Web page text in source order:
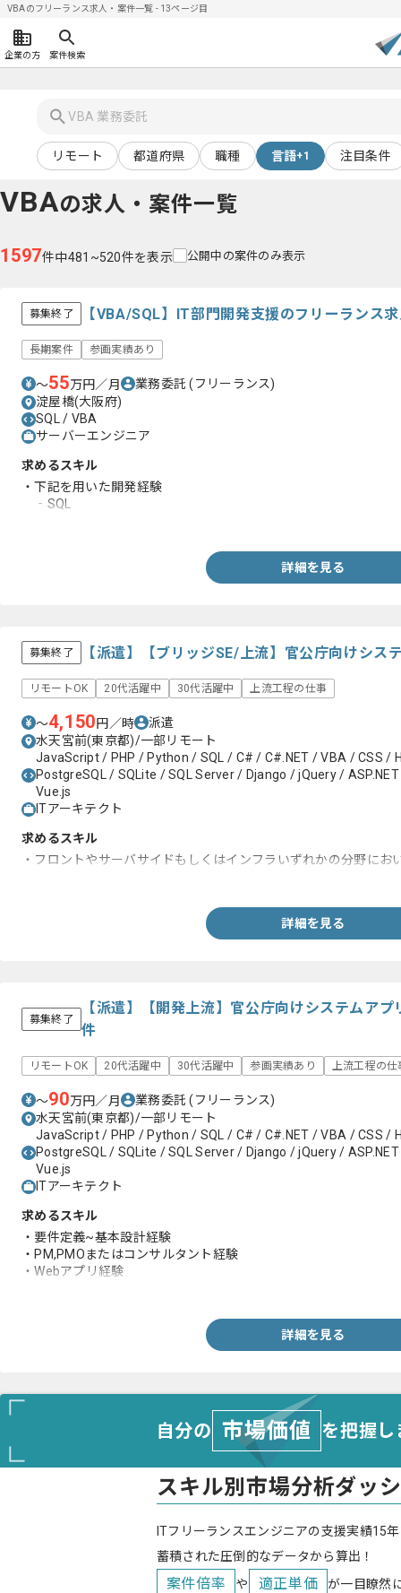
VBAのフリーランス求人・案件一覧 - 13ページ目
企業の方 案件検索
リモート 都道府県 職種 言語+1 注目条件
VBAの求人・案件一覧
1597件中481~520件を表示 公開中の案件のみ表示
募集終了 【VBA/SQL】IT部門開発支援のフリーランス
長期案件 参画実績あり
〜55万円／月 業務委託(フリーランス)
淀屋橋(大阪府)
SQL / VBA
サーバーエンジニア
求めるスキル
・下記を用いた開発経験
‐SQL
詳細を見る
募集終了 【派遣】【ブリッジSE/上流】官公庁向けシス
リモートOK 20代活躍中 30代活躍中 上流工程の仕事
〜4,150円／時
派遣
水天宮前(東京都)/一部リモート
JavaScript / PHP / Python / SQL / C# / C#.NET / VBA / CSS /
PostgreSQL / SQLite / SQL Server / Django / jQuery /
Vue.js
ITアーキテクト
求めるスキル
・フロントやサーバサイドもしくはインフラいずれかの分野にお
詳細を見る
募集終了
【派遣】【開発上流】官公庁向けシステムア
件
リモートOK 20代活躍中 30代活躍中 参画実績あり 上流工程の仕
〜90万円／月 業務委託(フリーランス)
水天宮前(東京都)/一部リモート
JavaScript / PHP / Python / SQL / C# / C#.NET / VBA / CSS /
PostgreSQL / SQLite / SQL Server / Django / jQuery /
Vue.js
ITアーキテクト
求めるスキル
・要件定義~基本設計経験
・PM,PMOまたはコンサルタント経験
・Webアプリ経験
詳細を見る
自分の 市場価値 を把握
スキル別市場分析ダッ
ITフリーランスエンジニアの支援実績15
蓄積された圧倒的なデータから算出！
案件倍率 や 適正単価 が一目瞭然